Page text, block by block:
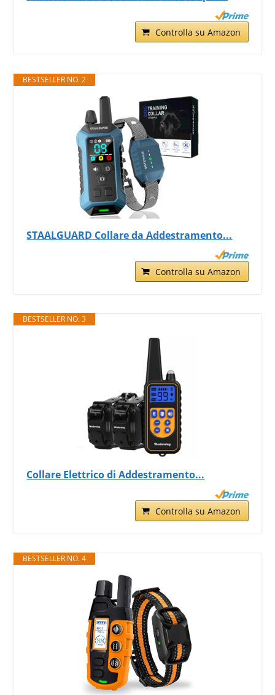
Controlla su Amazon
BESTSELLER NO. 2
STAALGUARD Collare da Addestramento...
Controlla su Amazon
BESTSELLER NO. 3
Collare Elettrico di Addestramento...
Controlla su Amazon
BESTSELLER NO. 4